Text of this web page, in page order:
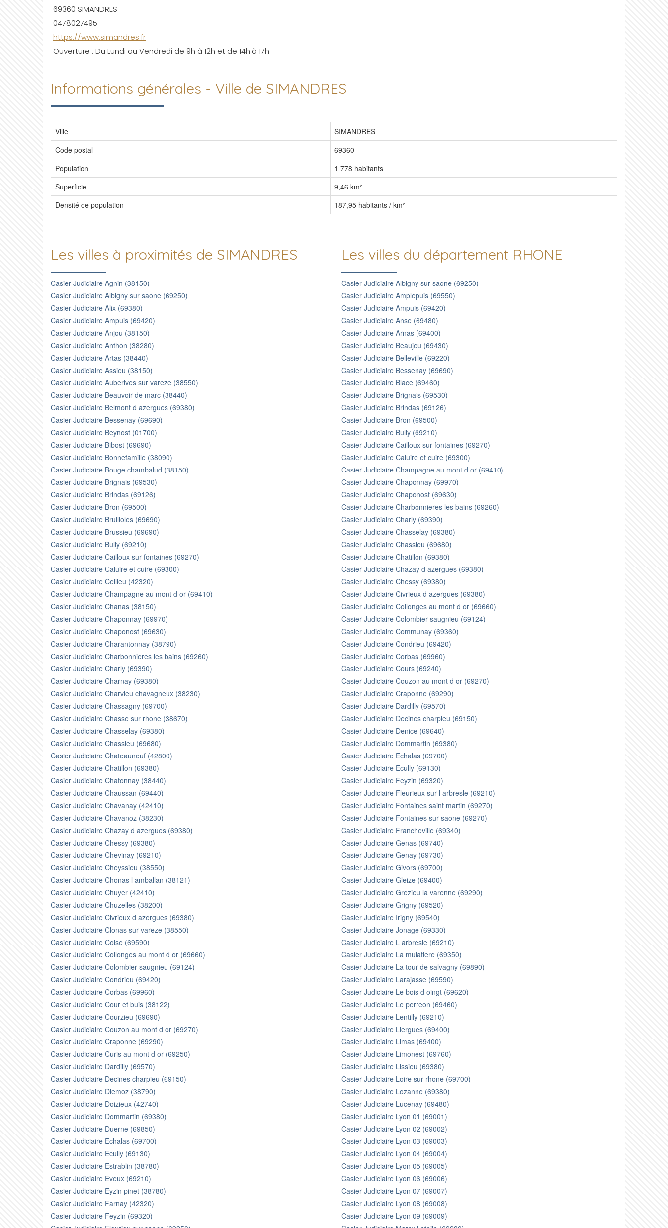
69360 SIMANDRES
0478027495
https://www.simandres.fr
Ouverture : Du Lundi au Vendredi de 9h à 12h et de 14h à 17h
Informations générales - Ville de SIMANDRES
Ville
SIMANDRES
Code postal
69360
Population
1 778 habitants
Superficie
9,46 km²
Densité de population
187,95 habitants / km²
Les villes à proximités de SIMANDRES
Casier Judiciaire Agnin (38150)
Casier Judiciaire Albigny sur saone (69250)
Casier Judiciaire Alix (69380)
Casier Judiciaire Ampuis (69420)
Casier Judiciaire Anjou (38150)
Casier Judiciaire Anthon (38280)
Casier Judiciaire Artas (38440)
Casier Judiciaire Assieu (38150)
Casier Judiciaire Auberives sur vareze (38550)
Casier Judiciaire Beauvoir de marc (38440)
Casier Judiciaire Belmont d azergues (69380)
Casier Judiciaire Bessenay (69690)
Casier Judiciaire Beynost (01700)
Casier Judiciaire Bibost (69690)
Casier Judiciaire Bonnefamille (38090)
Casier Judiciaire Bouge chambalud (38150)
Casier Judiciaire Brignais (69530)
Casier Judiciaire Brindas (69126)
Casier Judiciaire Bron (69500)
Casier Judiciaire Brullioles (69690)
Casier Judiciaire Brussieu (69690)
Casier Judiciaire Bully (69210)
Casier Judiciaire Cailloux sur fontaines (69270)
Casier Judiciaire Caluire et cuire (69300)
Casier Judiciaire Cellieu (42320)
Casier Judiciaire Champagne au mont d or (69410)
Casier Judiciaire Chanas (38150)
Casier Judiciaire Chaponnay (69970)
Casier Judiciaire Chaponost (69630)
Casier Judiciaire Charantonnay (38790)
Casier Judiciaire Charbonnieres les bains (69260)
Casier Judiciaire Charly (69390)
Casier Judiciaire Charnay (69380)
Casier Judiciaire Charvieu chavagneux (38230)
Casier Judiciaire Chassagny (69700)
Casier Judiciaire Chasse sur rhone (38670)
Casier Judiciaire Chasselay (69380)
Casier Judiciaire Chassieu (69680)
Casier Judiciaire Chateauneuf (42800)
Casier Judiciaire Chatillon (69380)
Casier Judiciaire Chatonnay (38440)
Casier Judiciaire Chaussan (69440)
Casier Judiciaire Chavanay (42410)
Casier Judiciaire Chavanoz (38230)
Casier Judiciaire Chazay d azergues (69380)
Casier Judiciaire Chessy (69380)
Casier Judiciaire Chevinay (69210)
Casier Judiciaire Cheyssieu (38550)
Casier Judiciaire Chonas l amballan (38121)
Casier Judiciaire Chuyer (42410)
Casier Judiciaire Chuzelles (38200)
Casier Judiciaire Civrieux d azergues (69380)
Casier Judiciaire Clonas sur vareze (38550)
Casier Judiciaire Coise (69590)
Casier Judiciaire Collonges au mont d or (69660)
Casier Judiciaire Colombier saugnieu (69124)
Casier Judiciaire Condrieu (69420)
Casier Judiciaire Corbas (69960)
Casier Judiciaire Cour et buis (38122)
Casier Judiciaire Courzieu (69690)
Casier Judiciaire Couzon au mont d or (69270)
Casier Judiciaire Craponne (69290)
Casier Judiciaire Curis au mont d or (69250)
Casier Judiciaire Dardilly (69570)
Casier Judiciaire Decines charpieu (69150)
Casier Judiciaire Diemoz (38790)
Casier Judiciaire Doizieux (42740)
Casier Judiciaire Dommartin (69380)
Casier Judiciaire Duerne (69850)
Casier Judiciaire Echalas (69700)
Casier Judiciaire Ecully (69130)
Casier Judiciaire Estrablin (38780)
Casier Judiciaire Eveux (69210)
Casier Judiciaire Eyzin pinet (38780)
Casier Judiciaire Farnay (42320)
Casier Judiciaire Feyzin (69320)
Les villes du département RHONE
Casier Judiciaire Albigny sur saone (69250)
Casier Judiciaire Amplepuis (69550)
Casier Judiciaire Ampuis (69420)
Casier Judiciaire Anse (69480)
Casier Judiciaire Arnas (69400)
Casier Judiciaire Beaujeu (69430)
Casier Judiciaire Belleville (69220)
Casier Judiciaire Bessenay (69690)
Casier Judiciaire Blace (69460)
Casier Judiciaire Brignais (69530)
Casier Judiciaire Brindas (69126)
Casier Judiciaire Bron (69500)
Casier Judiciaire Bully (69210)
Casier Judiciaire Cailloux sur fontaines (69270)
Casier Judiciaire Caluire et cuire (69300)
Casier Judiciaire Champagne au mont d or (69410)
Casier Judiciaire Chaponnay (69970)
Casier Judiciaire Chaponost (69630)
Casier Judiciaire Charbonnieres les bains (69260)
Casier Judiciaire Charly (69390)
Casier Judiciaire Chasselay (69380)
Casier Judiciaire Chassieu (69680)
Casier Judiciaire Chatillon (69380)
Casier Judiciaire Chazay d azergues (69380)
Casier Judiciaire Chessy (69380)
Casier Judiciaire Civrieux d azergues (69380)
Casier Judiciaire Collonges au mont d or (69660)
Casier Judiciaire Colombier saugnieu (69124)
Casier Judiciaire Communay (69360)
Casier Judiciaire Condrieu (69420)
Casier Judiciaire Corbas (69960)
Casier Judiciaire Cours (69240)
Casier Judiciaire Couzon au mont d or (69270)
Casier Judiciaire Craponne (69290)
Casier Judiciaire Dardilly (69570)
Casier Judiciaire Decines charpieu (69150)
Casier Judiciaire Denice (69640)
Casier Judiciaire Dommartin (69380)
Casier Judiciaire Echalas (69700)
Casier Judiciaire Ecully (69130)
Casier Judiciaire Feyzin (69320)
Casier Judiciaire Fleurieux sur l arbresle (69210)
Casier Judiciaire Fontaines saint martin (69270)
Casier Judiciaire Fontaines sur saone (69270)
Casier Judiciaire Francheville (69340)
Casier Judiciaire Genas (69740)
Casier Judiciaire Genay (69730)
Casier Judiciaire Givors (69700)
Casier Judiciaire Gleize (69400)
Casier Judiciaire Grezieu la varenne (69290)
Casier Judiciaire Grigny (69520)
Casier Judiciaire Irigny (69540)
Casier Judiciaire Jonage (69330)
Casier Judiciaire L arbresle (69210)
Casier Judiciaire La mulatiere (69350)
Casier Judiciaire La tour de salvagny (69890)
Casier Judiciaire Larajasse (69590)
Casier Judiciaire Le bois d oingt (69620)
Casier Judiciaire Le perreon (69460)
Casier Judiciaire Lentilly (69210)
Casier Judiciaire Liergues (69400)
Casier Judiciaire Limas (69400)
Casier Judiciaire Limonest (69760)
Casier Judiciaire Lissieu (69380)
Casier Judiciaire Loire sur rhone (69700)
Casier Judiciaire Lozanne (69380)
Casier Judiciaire Lucenay (69480)
Casier Judiciaire Lyon 01 (69001)
Casier Judiciaire Lyon 02 (69002)
Casier Judiciaire Lyon 03 (69003)
Casier Judiciaire Lyon 04 (69004)
Casier Judiciaire Lyon 05 (69005)
Casier Judiciaire Lyon 06 (69006)
Casier Judiciaire Lyon 07 (69007)
Casier Judiciaire Lyon 08 (69008)
Casier Judiciaire Lyon 09 (69009)